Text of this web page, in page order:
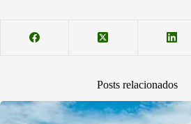
Posts relacionados